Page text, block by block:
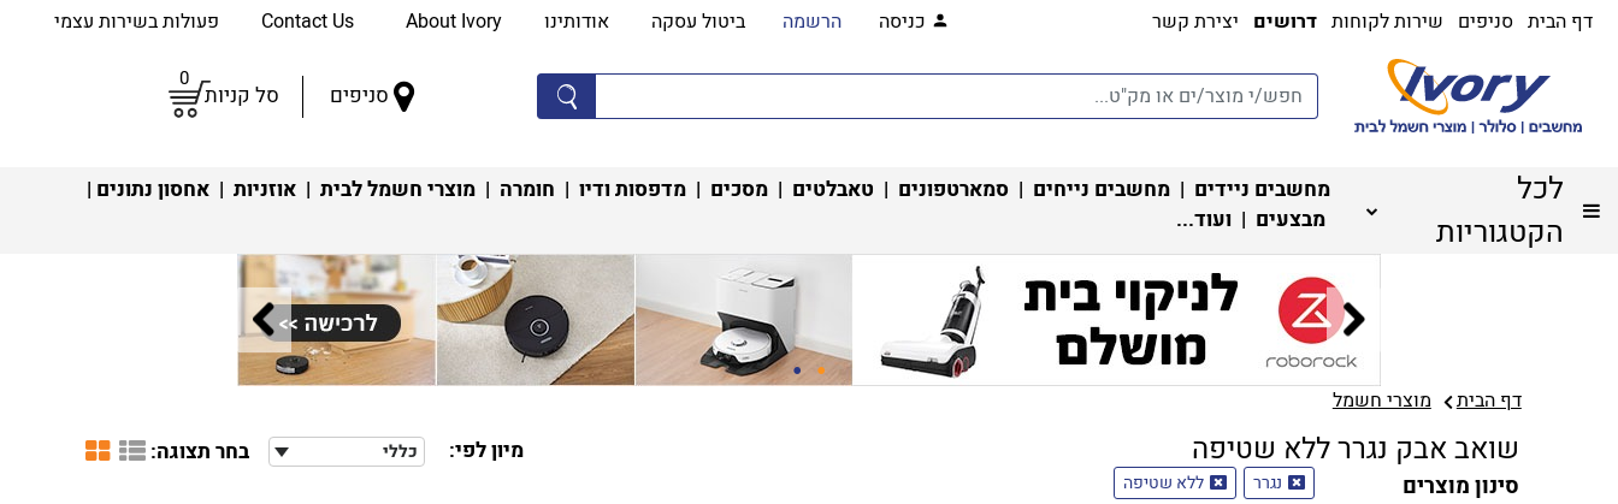
דף הבית סניפים שירות לקוחות דרושים יצירת קשר כניסה הרשמה ביטול עסקה אודותינו About Ivory פעולות בשירות עצמי
סניפים סל קניות
0
לכל
הקטגוריות
מחשבים ניידים | מחשבים נייחים | סמארטפונים | טאבלטים | מסכים | מדפסות ודיו | חומרה | מוצרי חשמל לבית | אוזניות | אחסון נתונים |
מבצעים | ועוד...
דף הבית מוצרי חשמל
שואב אבק נגרר ללא שטיפה מיון לפי: כללי בחר תצוגה:
סינון מוצרים נגרר ללא שטיפה